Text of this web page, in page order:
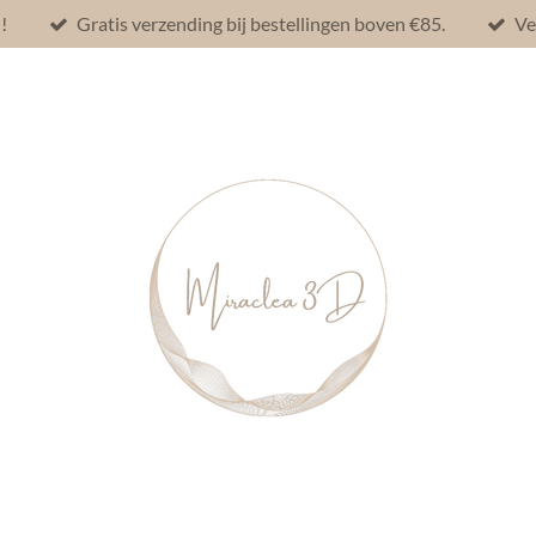
Gratis verzending bij bestellingen boven €85.